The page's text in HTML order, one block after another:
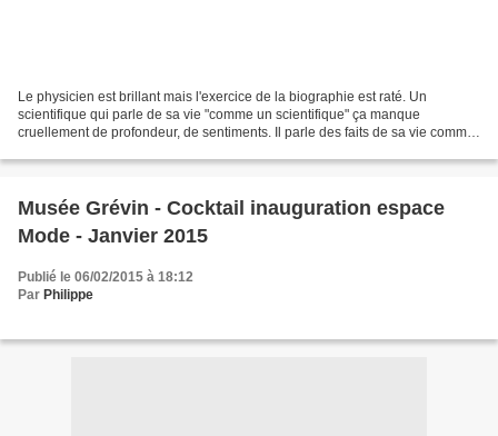
Le physicien est brillant mais l'exercice de la biographie est raté. Un
scientifique qui parle de sa vie "comme un scientifique" ça manque
cruellement de profondeur, de sentiments. Il parle des faits de sa vie comme
Musée Grévin - Cocktail inauguration espace
Mode - Janvier 2015
Publié le 06/02/2015 à 18:12
Par Philippe